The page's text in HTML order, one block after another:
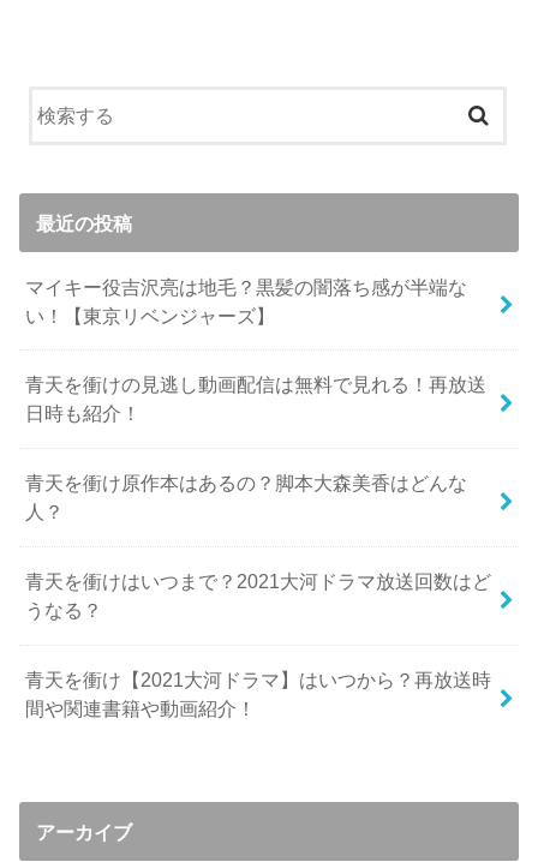
最近の投稿
マイキー役吉沢亮は地毛？黒髪の闇落ち感が半端な
い！【東京リベンジャーズ】
青天を衝けの見逃し動画配信は無料で見れる！再放送
日時も紹介！
青天を衝け原作本はあるの？脚本大森美香はどんな
人？
青天を衝けはいつまで？2021大河ドラマ放送回数はど
うなる？
青天を衝け【2021大河ドラマ】はいつから？再放送時
間や関連書籍や動画紹介！
アーカイブ